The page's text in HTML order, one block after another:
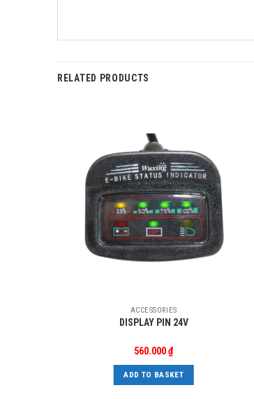
RELATED PRODUCTS
ACCESSORIES
DISPLAY PIN 24V
560.000₫
ADD TO BASKET